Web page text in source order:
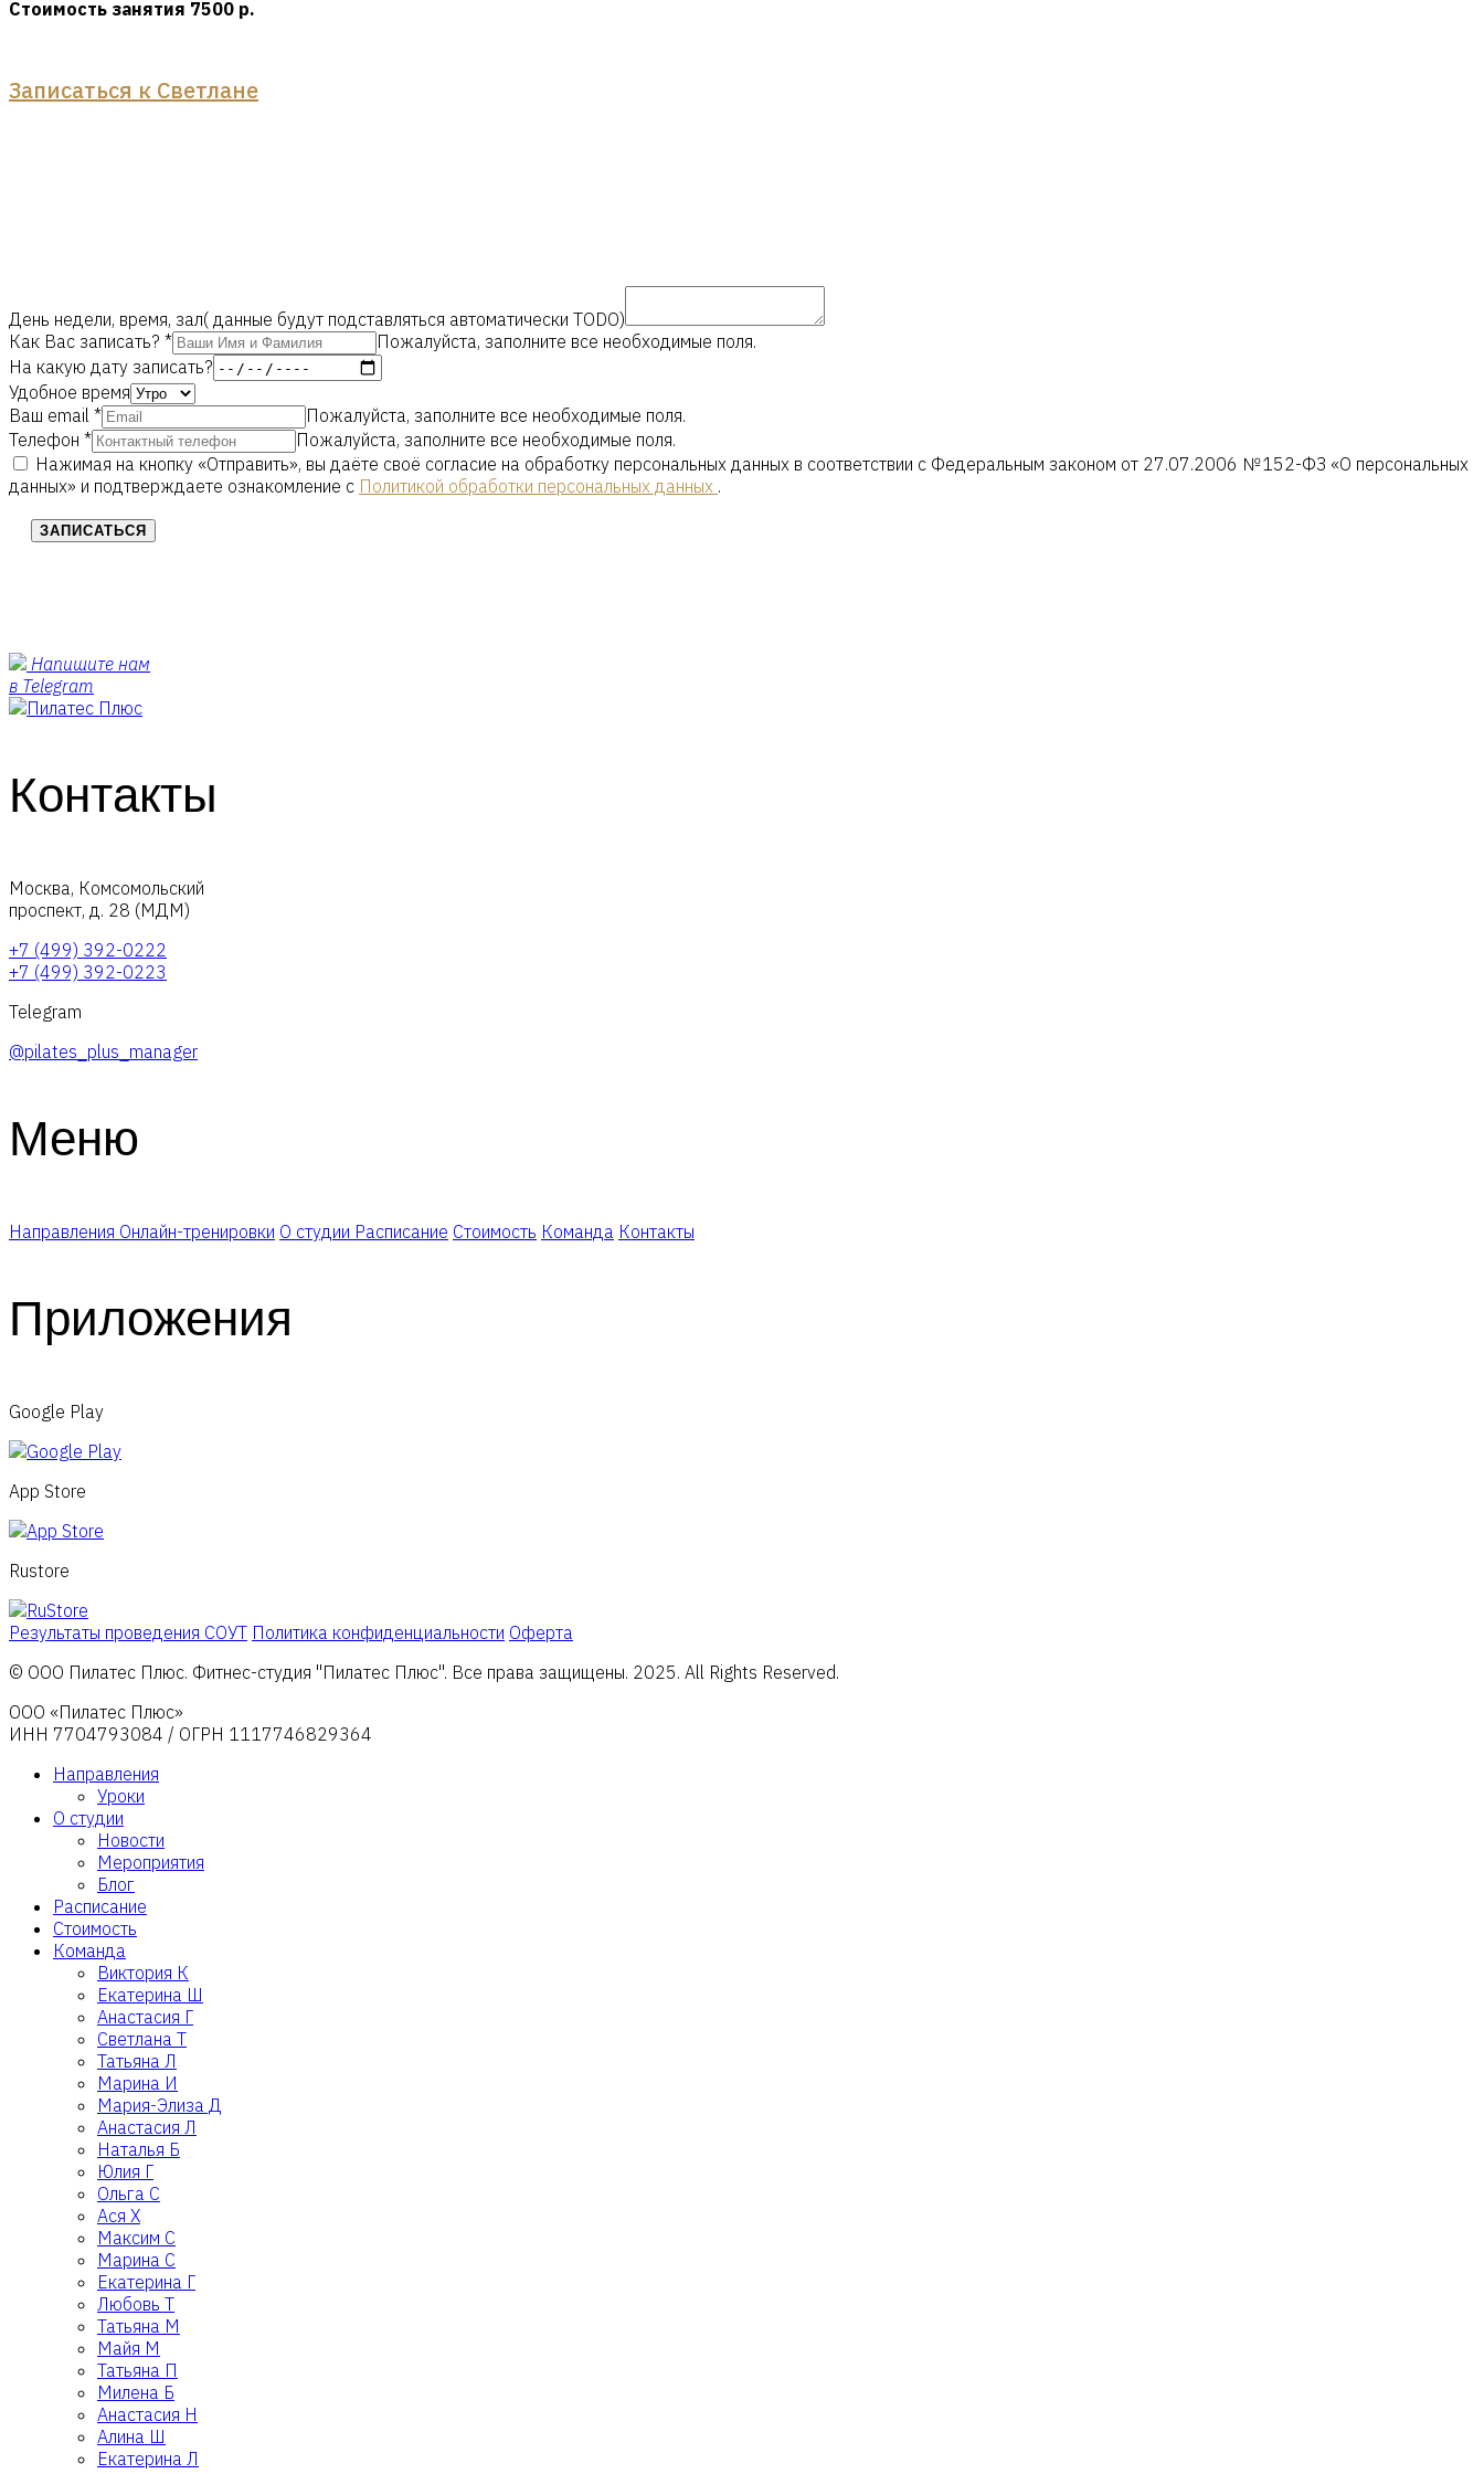
Стоимость занятия 7500 р.
Записаться к Светлане
День недели, время, зал( данные будут подставляться автоматически TODO)
Как Вас записать? *
Пожалуйста, заполните все необходимые поля.
На какую дату записать?
Удобное время
Ваш email *
Пожалуйста, заполните все необходимые поля.
Телефон *
Пожалуйста, заполните все необходимые поля.
Нажимая на кнопку «Отправить», вы даёте своё согласие на обработку персональных данных в соответствии с Федеральным законом от 27.07.2006 № 152-ФЗ «О персональных
данных» и подтверждаете ознакомление с Политикой обработки персональных данных .
ЗАПИСАТЬСЯ
Напишите нам
в Telegram
Контакты
Москва, Комсомольский
проспект, д. 28 (МДМ)
+7 (499) 392-0222
+7 (499) 392-0223
Telegram
@pilates_plus_manager
Меню
Направления Онлайн-тренировки О студии Расписание Стоимость Команда Контакты
Приложения
Google Play
App Store
Rustore
Результаты проведения СОУТ Политика конфиденциальности Оферта
© ООО Пилатес Плюс. Фитнес-студия "Пилатес Плюс". Все права защищены. 2025. All Rights Reserved.
ООО «Пилатес Плюс»
ИНН 7704793084 / ОГРН 1117746829364
Направления
Уроки
О студии
Новости
Мероприятия
Блог
Расписание
Стоимость
Команда
Виктория К
Екатерина Ш
Анастасия Г
Светлана Т
Татьяна Л
Марина И
Мария-Элиза Д
Анастасия Л
Наталья Б
Юлия Г
Ольга С
Ася Х
Максим С
Марина С
Екатерина Г
Любовь Т
Татьяна М
Майя М
Татьяна П
Милена Б
Анастасия Н
Алина Ш
Екатерина Л